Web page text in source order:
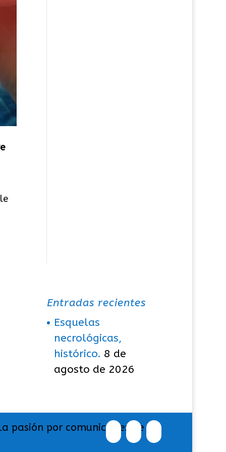
Entradas recientes
Esquelas
necrológicas,
histórico. 8 de
agosto de 2026
pasión por comunicar exige